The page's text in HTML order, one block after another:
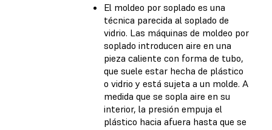
El moldeo por soplado es una
técnica parecida al soplado de
vidrio. Las máquinas de moldeo por
soplado introducen aire en una
pieza caliente con forma de tubo,
que suele estar hecha de plástico
o vidrio y está sujeta a un molde. A
medida que se sopla aire en su
interior, la presión empuja el
plástico hacia afuera hasta que se